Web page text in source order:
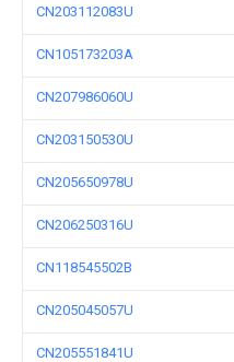
CN203112083U
CN105173203A
CN207986060U
CN203150530U
CN205650978U
CN206250316U
CN118545502B
CN205045057U
CN205551841U